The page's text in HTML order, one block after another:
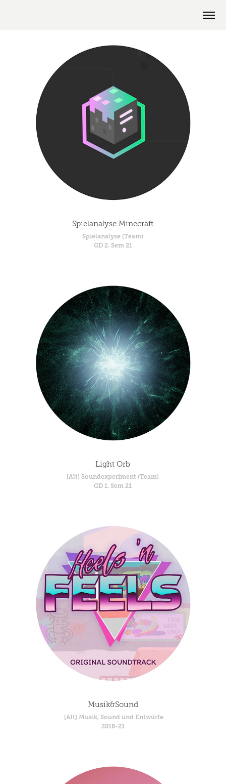
Spielanalyse Minecraft
Spielanalyse (Team)
GD 2. Sem 21
Light Orb
[Alt] Soundexperiment (Team)
GD 1. Sem 21
Musik&Sound
[Alt] Musik, Sound und Entwürfe
2018-21